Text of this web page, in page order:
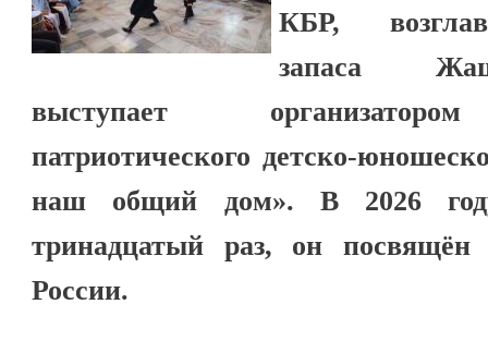
КБР,
запаса
выступает
патриотического детско-
наш общий дом». В 2026
тринадцатый раз, он посвящён
России.